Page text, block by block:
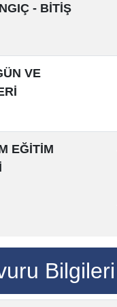
- BİTİŞ
VE
EĞİTİM
Bilgileri